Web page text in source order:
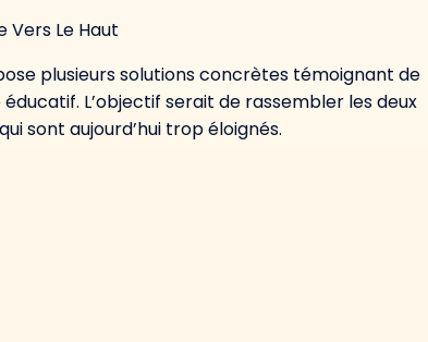
Vers Le Haut
plusieurs solutions concrètes témoignant de
L’objectif serait de rassembler les deux
sont aujourd’hui trop éloignés.